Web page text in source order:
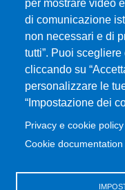
per mostrare video
di comunicazione
non necessari e di
tutti”. Puoi
cliccando su
personalizzare le
“Impostazione dei
Privacy e cookie policy
Cookie documentation
Piazza Pugliatti, 1 -
Cod. Fiscale
P.IVA 00724160833
Centralino: 090 676 1
MENÙ SOCIAL
MENÙ FOOTER 1
Accessibilità
Privacy e cookie policy